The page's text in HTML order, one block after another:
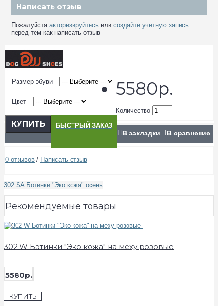
Написать отзыв
Пожалуйста авторизируйтесь или создайте учетную запись
перед тем как написать отзыв
Размер обуви
Цвет
5580р.
Количество
КУПИТЬ БЫСТРЫЙ ЗАКАЗ
В закладки В сравнение
0 отзывов / Написать отзыв
302 SA Ботинки "Эко кожа" осень
Рекомендуемые товары
302 W Ботинки "Эко кожа" на меху розовые
5580р.
КУПИТЬ